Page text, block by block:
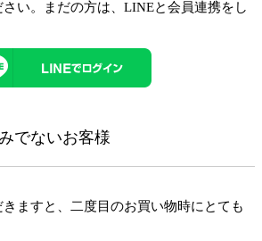
い。まだの方は、 LINEと会員連携をし
でないお客様
ますと、二度目のお買い物時にとても